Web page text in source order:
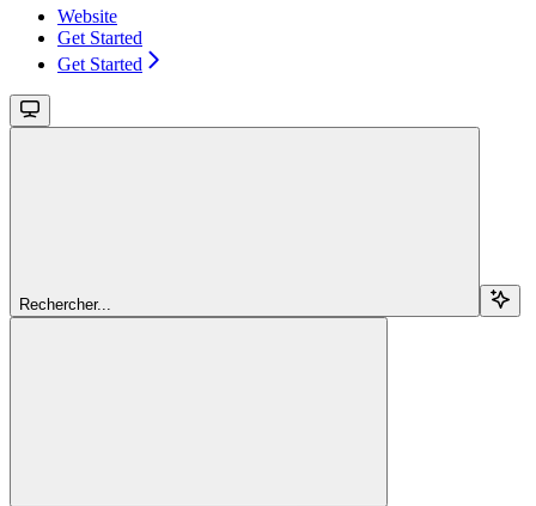
Website
Get Started
Get Started
Rechercher...